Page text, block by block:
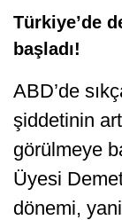
Türkiye’de
başladı!
ABD’de
şiddetinin
görülmeye
Üyesi
dönemi,